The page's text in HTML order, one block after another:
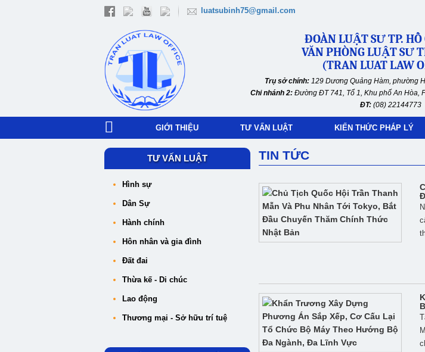
luatsubinh75@gmail.com
ĐOÀN LUẬT SƯ TP.
VĂN PHÒNG LUẬT SƯ
(TRAN LUAT LAW
Trụ sở chính: 129 Dương Quảng Hàm, phường
Chi nhánh 2: Đường ĐT 741, Tổ 1, Khu phố An Hòa,
ĐT: (08) 22144773
GIỚI THIỆU TƯ VẤN LUẬT KIẾN THỨC PHÁP LÝ
TƯ VẤN LUẬT
Hình sự
Dân Sự
Hành chính
Hôn nhân và gia đình
Đất đai
Thừa kế - Di chúc
Lao động
Thương mại - Sở hữu trí tuệ
TIN TỨC